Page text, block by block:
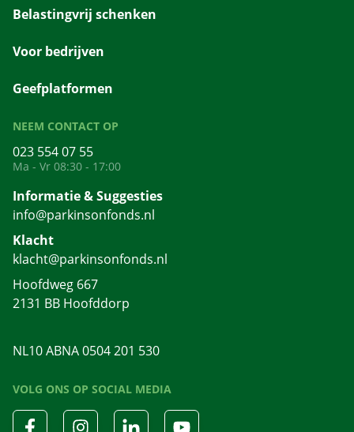
Belastingvrij schenken
Voor bedrijven
Geefplatformen
NEEM CONTACT OP
023 554 07 55
Ma - Vr 08:30 - 17:00
Informatie & Suggesties
info@parkinsonfonds.nl
Klacht
klacht@parkinsonfonds.nl
Hoofdweg 667
2131 BB Hoofddorp
NL10 ABNA 0504 201 530
VOLG ONS OP SOCIAL MEDIA